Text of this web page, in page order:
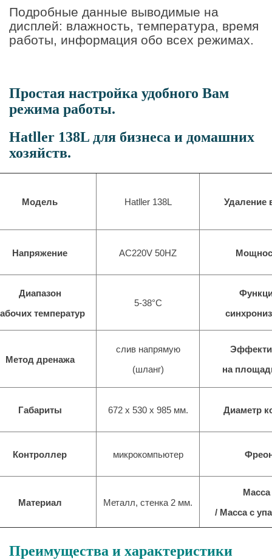
Подробные данные выводимые на
дисплей: влажность, температура, время
работы, информация обо всех режимах.
Простая настройка удобного Вам
режима работы.
Hatller 138L для бизнеса и домашних
хозяйств.
Модель Hatller 138L Удаление
Напряжение AC220V 50HZ
Диапазон
температур
5-38°С
Метод дренажа
слив напрямую
(шланг)
на
Габариты 672x 530x 985 мм. Диаметр
Контроллер микрокомпьютер
Материал Металл, стенка 2 мм.
Масса
/ Масса с
Преимущества и характеристики